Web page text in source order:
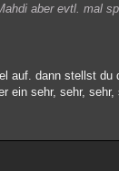
aber evtl. mal
auf. dann stellst
ein sehr, sehr, sehr,